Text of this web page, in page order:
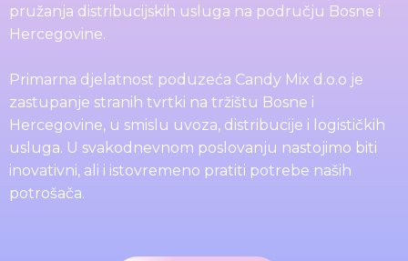
pružanja distribucijskih usluga na području Bosne i
Hercegovine.
Primarna djelatnost poduzeća Candy Mix d.o.o je
zastupanje stranih tvrtki na tržištu Bosne i
Hercegovine, u smislu uvoza, distribucije i logističkih
usluga. U svakodnevnom poslovanju nastojimo biti
inovativni, ali i istovremeno pratiti potrebe naših
potrošača.